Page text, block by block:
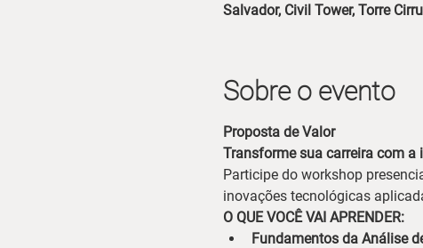
Salvador, Civil Tower, Torre
Sobre o evento
Proposta de Valor
Transforme sua carreira com a
Participe do workshop
inovações tecnológicas
O QUE VOCÊ VAI APRENDER:
Fundamentos da Análise